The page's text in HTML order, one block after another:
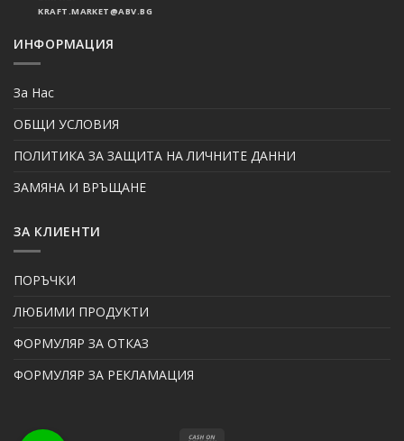
KRAFT.MARKET@ABV.BG
ИНФОРМАЦИЯ
За Нас
ОБЩИ УСЛОВИЯ
ПОЛИТИКА ЗА ЗАЩИТА НА ЛИЧНИТЕ ДАННИ
ЗАМЯНА И ВРЪЩАНЕ
ЗА КЛИЕНТИ
ПОРЪЧКИ
ЛЮБИМИ ПРОДУКТИ
ФОРМУЛЯР ЗА ОТКАЗ
ФОРМУЛЯР ЗА РЕКЛАМАЦИЯ